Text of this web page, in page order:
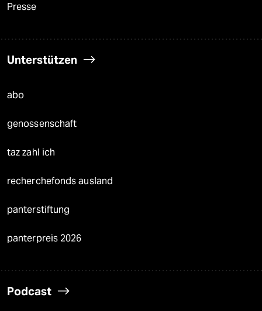
Presse
Unterstützen
abo
genossenschaft
taz zahl ich
recherchefonds ausland
panterstiftung
panterpreis 2026
Podcast